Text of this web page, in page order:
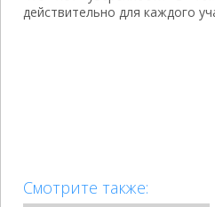
действительно для каждого
Смотрите также: